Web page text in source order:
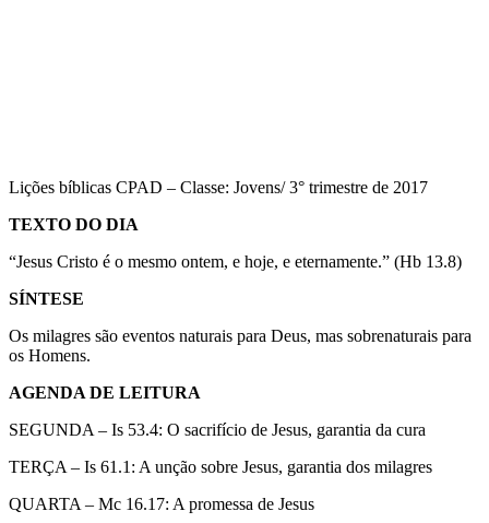
Lições bíblicas CPAD – Classe: Jovens/ 3° trimestre de 2017
TEXTO DO DIA
“Jesus Cristo é o mesmo ontem, e hoje, e eternamente.” (Hb 13.8)
SÍNTESE
Os milagres são eventos naturais para Deus, mas sobrenaturais para
os Homens.
AGENDA DE LEITURA
SEGUNDA – Is 53.4: O sacrifício de Jesus, garantia da cura
TERÇA – Is 61.1: A unção sobre Jesus, garantia dos milagres
QUARTA – Mc 16.17: A promessa de Jesus